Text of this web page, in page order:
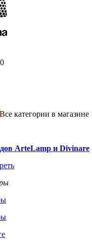
Все категории в магазине
ArteLamp и Divinare